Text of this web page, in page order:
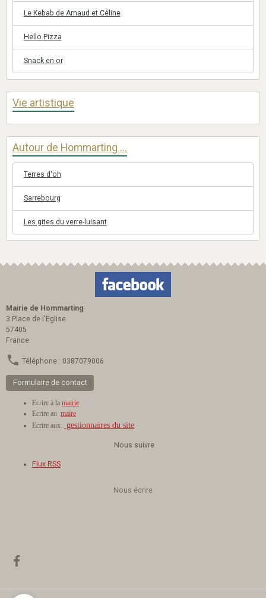
Le Kebab de Arnaud et Céline
Hello Pizza
Snack en or
Vie artistique
Autour de Hommarting ...
Terres d'oh
Sarrebourg
Les gites du verre-luisant
Mairie de Hommarting
3 Place de l'Eglise
57405
France
Téléphone : 0387079006
Formulaire de contact
Nous écrire
Ecrire à la mairie
Ecrire au maire
Ecrire aux
gestionnaires du site
Nous suivre
Flux RSS